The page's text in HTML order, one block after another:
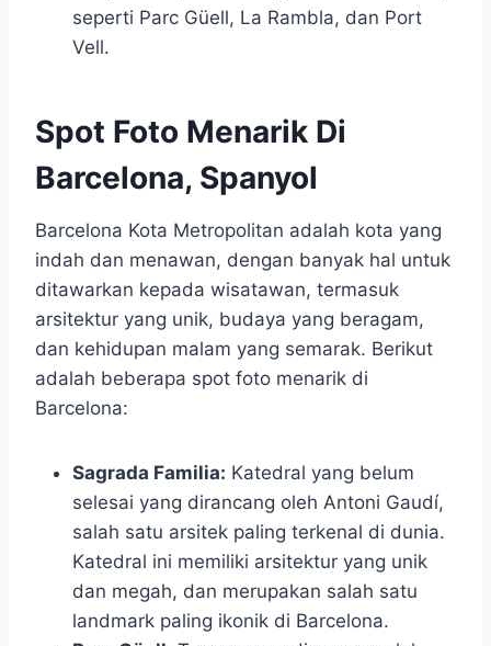
seperti Parc Güell, La Rambla, dan Port
Vell.
Spot Foto Menarik Di
Barcelona, Spanyol
Barcelona Kota Metropolitan adalah kota yang
indah dan menawan, dengan banyak hal untuk
ditawarkan kepada wisatawan, termasuk
arsitektur yang unik, budaya yang beragam,
dan kehidupan malam yang semarak. Berikut
adalah beberapa spot foto menarik di
Barcelona:
Sagrada Familia: Katedral yang belum
selesai yang dirancang oleh Antoni Gaudí,
salah satu arsitek paling terkenal di dunia.
Katedral ini memiliki arsitektur yang unik
dan megah, dan merupakan salah satu
landmark paling ikonik di Barcelona.